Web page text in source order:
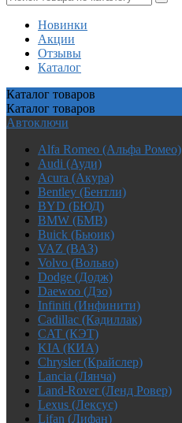
Новинки
Акции
Отзывы
Каталог
Каталог товаров
Каталог товаров
Автоключи
Alfa Romeo (Альфа Ромео)
Audi (Ауди)
Acura (Акура)
Bentley (Бентли)
BYD (БЮД)
BMW (БМВ)
Buick (Бьюик)
VAZ (ВАЗ)
Volvo (Вольво)
Dodge (Додж)
Daewoo (Дэо)
Infiniti (Инфинити)
Cadillac (Кадиллак)
CAT (КЭТ)
KIA (КИА)
Chrysler (Крайслер)
Lancia (Лянча)
Land-Rover (Ленд Ровер)
Lexus (Лексус)
Lifan (Лифан)